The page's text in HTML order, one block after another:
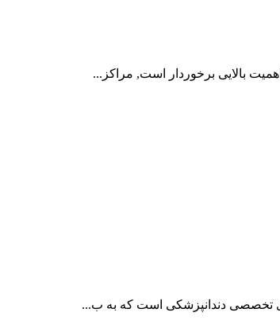
بالایی برخوردار است, مراکز...
تخصصی دندانپزشکی است که به ب...